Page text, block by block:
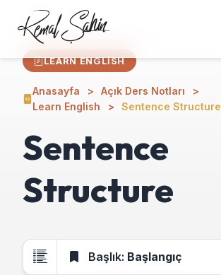
LEARN ENGLISH
Anasayfa
Açık Ders Notları
Learn English
Sentence Structure
Sentence
Structure
Başlık: Başlangıç